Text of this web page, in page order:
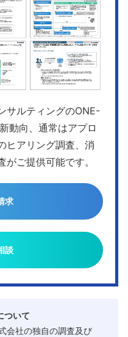
サルティングのONE-
動向、通常はアプロ
ヒアリング調査、消
ご提供可能です。
求
談
ついて
会社の独自の調査及び